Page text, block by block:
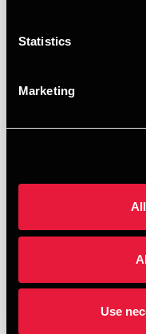
Statistics
Marketing
Use
Opfølgning på